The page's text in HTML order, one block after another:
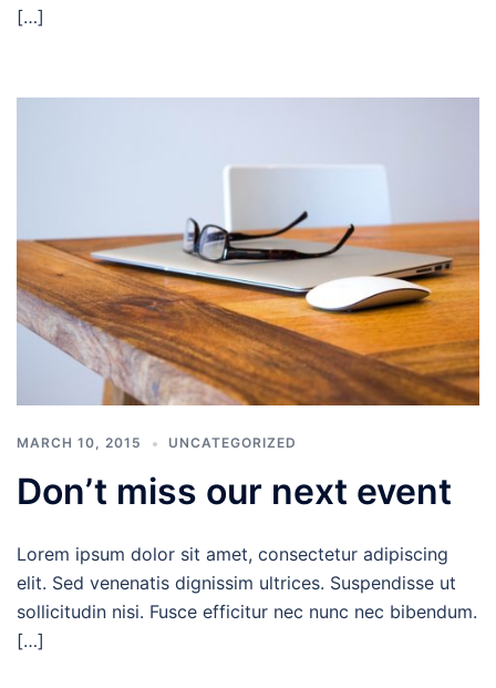
[…]
MARCH 10, 2015 UNCATEGORIZED
Don’t miss our next event
Lorem ipsum dolor sit amet, consectetur adipiscing
elit. Sed venenatis dignissim ultrices. Suspendisse ut
sollicitudin nisi. Fusce efficitur nec nunc nec bibendum.
[…]